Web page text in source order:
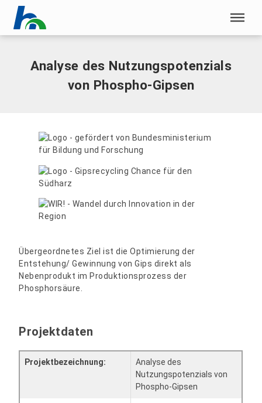
Menü überspringen
Home|Analyse des Nutzungspotenzials von Phospho-Gipsen
Analyse des Nutzungspotenzials
von Phospho-Gipsen
Übergeordnetes Ziel ist die Optimierung der
Entstehung/ Gewinnung von Gips direkt als
Nebenprodukt im Produktionsprozess der
Phosphorsäure.
Projektdaten
Projektbezeichnung:
Analyse des
Nutzungspotenzials von
Phospho-Gipsen